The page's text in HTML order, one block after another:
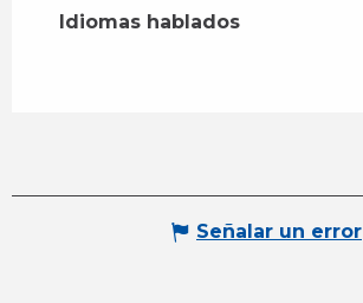
Idiomas hablados
Idiomas hablados
Señalar un error